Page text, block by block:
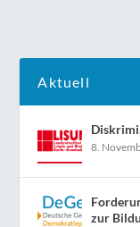
Aktuell
8.
zur